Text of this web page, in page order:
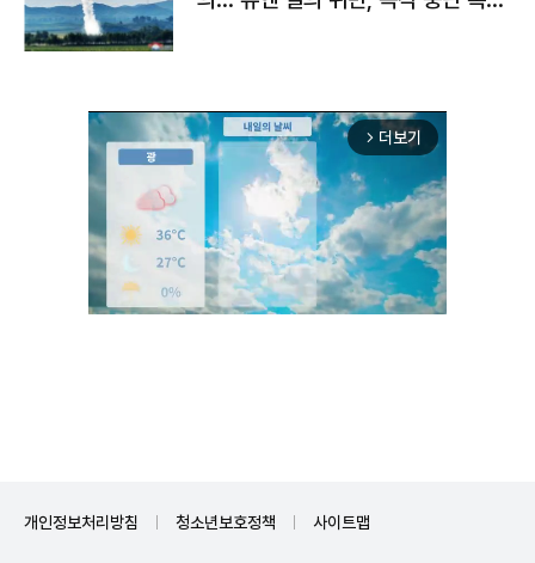
arrow_forward_ios 더보기
개인정보처리방침 청소년보호정책 사이트맵